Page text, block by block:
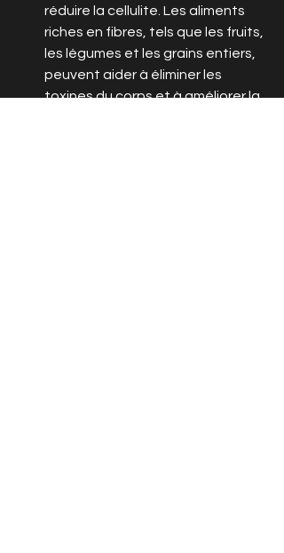
réduire la cellulite. Les aliments
riches en fibres, tels que les fruits,
les légumes et les grains entiers,
peuvent aider à éliminer les
toxines du corps et à améliorer la